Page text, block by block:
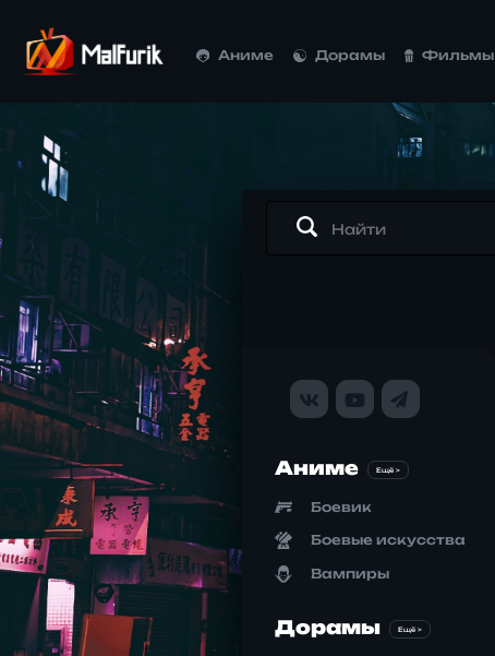
Аниме Дорамы Фильмы
Аниме Ещё >
Боевик
Боевые искусства
Вампиры
Дорамы Ещё >